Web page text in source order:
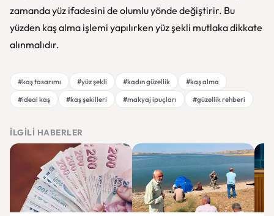
zamanda yüz ifadesini de olumlu yönde değiştirir. Bu
yüzden kaş alma işlemi yapılırken yüz şekli mutlaka dikkate
alınmalıdır.
#kaş tasarımı #yüz şekli #kadın güzellik
#kaş alma
#ideal kaş
#kaş şekilleri #makyaj ipuçları #güzellik rehberi
İLGILI HABERLER